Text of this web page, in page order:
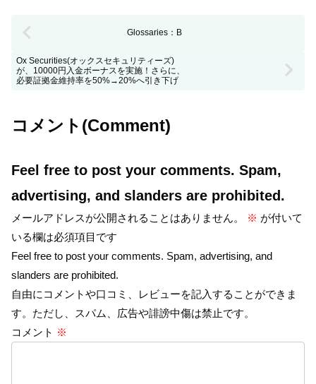
Glossaries：B
Ox Securities(オックスセキュリティーズ)
が、10000円入金ボーナスを実施！さらに、
必要証拠金維持率を50%→20%へ引き下げ
コメント(Comment)
Feel free to post your comments. Spam,
advertising, and slanders are prohibited.
メールアドレスが公開されることはありません。 ※ が付いて
いる欄は必須項目です
Feel free to post your comments. Spam, advertising, and
slanders are prohibited.
自由にコメントや口コミ、レビューを記入することができま
す。ただし、スパム、広告や誹謗中傷は禁止です。
コメント ※